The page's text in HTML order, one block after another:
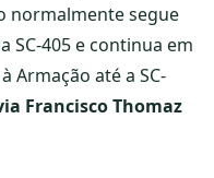
normalmente segue
SC-405 e continua em
Armação até a SC-
Francisco Thomaz